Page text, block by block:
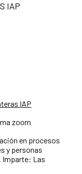
IAP
zoom
en procesos
y personas
Imparte: Las
IAP